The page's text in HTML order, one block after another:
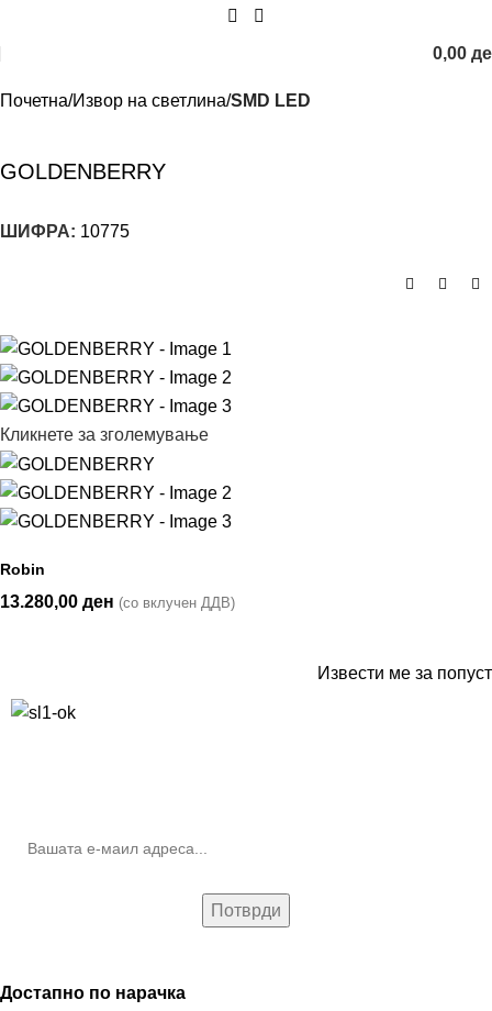
0,00
Почетна Извор на светлина SMD LED
GOLDENBERRY
ШИФРА: 10775
Кликнете за зголемување
Robin
13.280,00 ден (со вклучен ДДВ)
Извести ме за попуст
Достапно по нарачка